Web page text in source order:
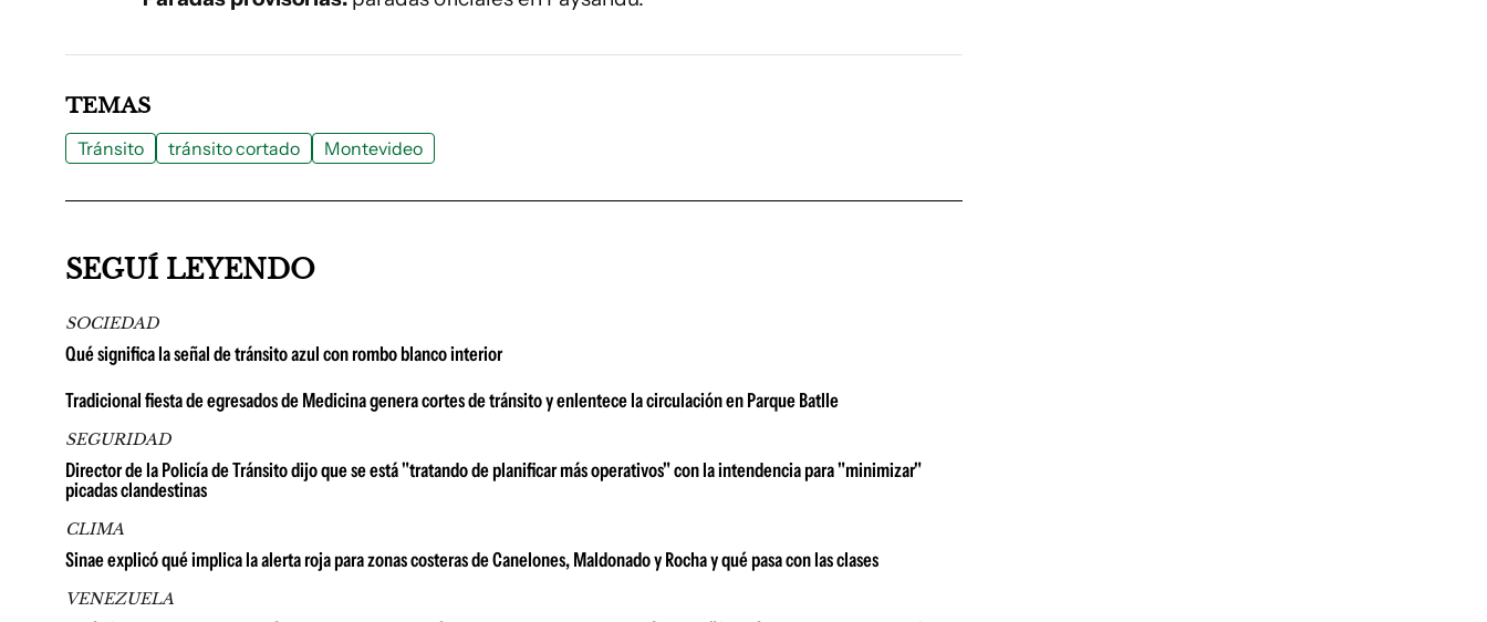
TEMAS
Tránsito tránsito cortado Montevideo
SEGUÍ LEYENDO
SOCIEDAD
Qué significa la señal de tránsito azul con rombo blanco interior
Tradicional fiesta de egresados de Medicina genera cortes de tránsito y enlentece la circulación en Parque Batlle
SEGURIDAD
Director de la Policía de Tránsito dijo que se está "tratando de planificar más operativos" con la intendencia para "minimizar"
picadas clandestinas
CLIMA
Sinae explicó qué implica la alerta roja para zonas costeras de Canelones, Maldonado y Rocha y qué pasa con las clases
VENEZUELA